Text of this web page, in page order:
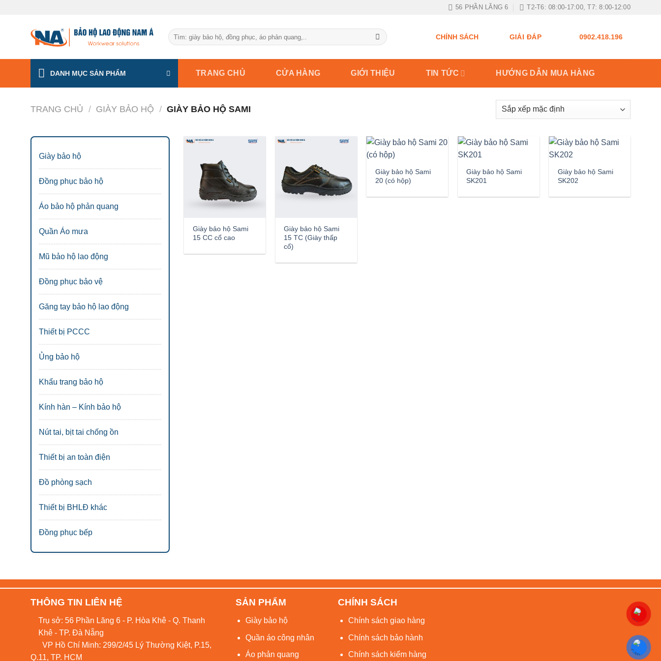
56 PHẦN LĂNG 6 T2-T6: 08:00-17:00, T7: 8:00-12:00
Tìm
kiếm:
CHÍNH SÁCH GIẢI ĐÁP 0902.418.196
DANH MỤC SẢN PHẨM TRANG CHỦ CỬA HÀNG GIỚI THIỆU TIN TỨC HƯỚNG DẪN MUA HÀNG
TRANG CHỦ / GIÀY BẢO HỘ / GIÀY BẢO HỘ SAMI
Giày bảo hộ
Đồng phục bảo hộ
Áo bảo hộ phản quang
Quần Áo mưa
Mũ bảo hộ lao động
Đồng phục bảo vệ
Găng tay bảo hộ lao động
Thiết bị PCCC
Ủng bảo hộ
Khẩu trang bảo hộ
Kính hàn – Kính bảo hộ
Nút tai, bịt tai chống ồn
Thiết bị an toàn điện
Đồ phòng sạch
Thiết bị BHLĐ khác
Đồng phục bếp
Giày bảo hộ Sami
15 CC cổ cao
Giày bảo hộ Sami
15 TC (Giày thấp
cổ)
Giày bảo hộ Sami
20 (có hộp)
Giày bảo hộ Sami
SK201
Giày bảo hộ Sami
SK202
THÔNG TIN LIÊN HỆ
Trụ sở: 56 Phần Lăng 6 - P. Hòa Khê - Q. Thanh
Khê - TP. Đà Nẵng
VP Hồ Chí Minh: 299/2/45 Lý Thường Kiệt, P.15,
Q.11, TP. HCM
SẢN PHẨM
Giày bảo hộ
Quần áo công nhân
Áo phản quang
CHÍNH SÁCH
Chính sách giao hàng
Chính sách bảo hành
Chính sách kiểm hàng